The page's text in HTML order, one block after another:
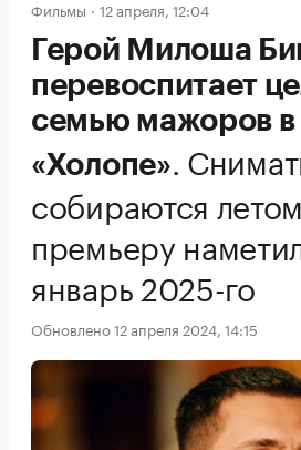
Фильмы 12 апреля, 12:04
Герой Милоша
перевоспитает
семью мажоров в
«Холопе».
собираются
премьеру
январь 2025-го
Обновлено 12 апреля 2024, 14:15